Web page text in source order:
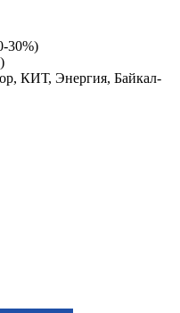
30%)
КИТ, Энергия, Байкал-